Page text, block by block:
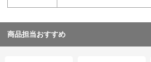
商品担当おすすめ